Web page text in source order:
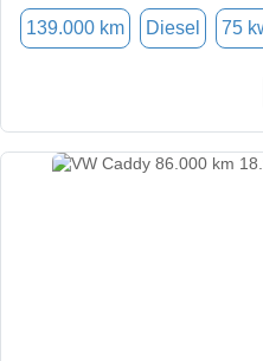
139.000 km Diesel 75